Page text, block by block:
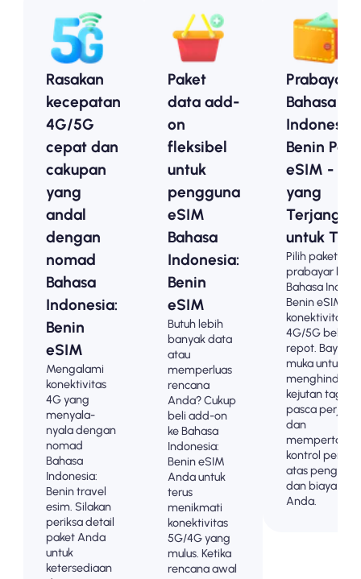
Rasakan
kecepatan
4G/5G
cepat dan
cakupan
yang
andal
dengan
nomad
Bahasa
Indonesia:
Benin
eSIM
Mengalami
konektivitas
4G yang
menyala-
nyala dengan
nomad
Bahasa
Indonesia:
Benin travel
esim. Silakan
periksa detail
paket Anda
untuk
ketersediaan
Paket
data add-
on
fleksibel
untuk
pengguna
eSIM
Bahasa
Indonesia:
Benin
eSIM
Butuh lebih
banyak data
atau
memperluas
rencana
Anda? Cukup
beli add-on
ke Bahasa
Indonesia:
Benin eSIM
Anda untuk
terus
menikmati
konektivitas
5G/4G yang
mulus. Ketika
rencana awal
Prabayar
Bahasa
Indonesia:
Benin
eSIM -
yang
untuk
Pilih paket
prabayar kami
Bahasa
Benin eSIM
konektivitas
4G/5G bebas
repot. Bayar di
muka untuk
menghindari
kejutan
pasca
dan
kontrol penuh
atas
dan biaya
Anda.